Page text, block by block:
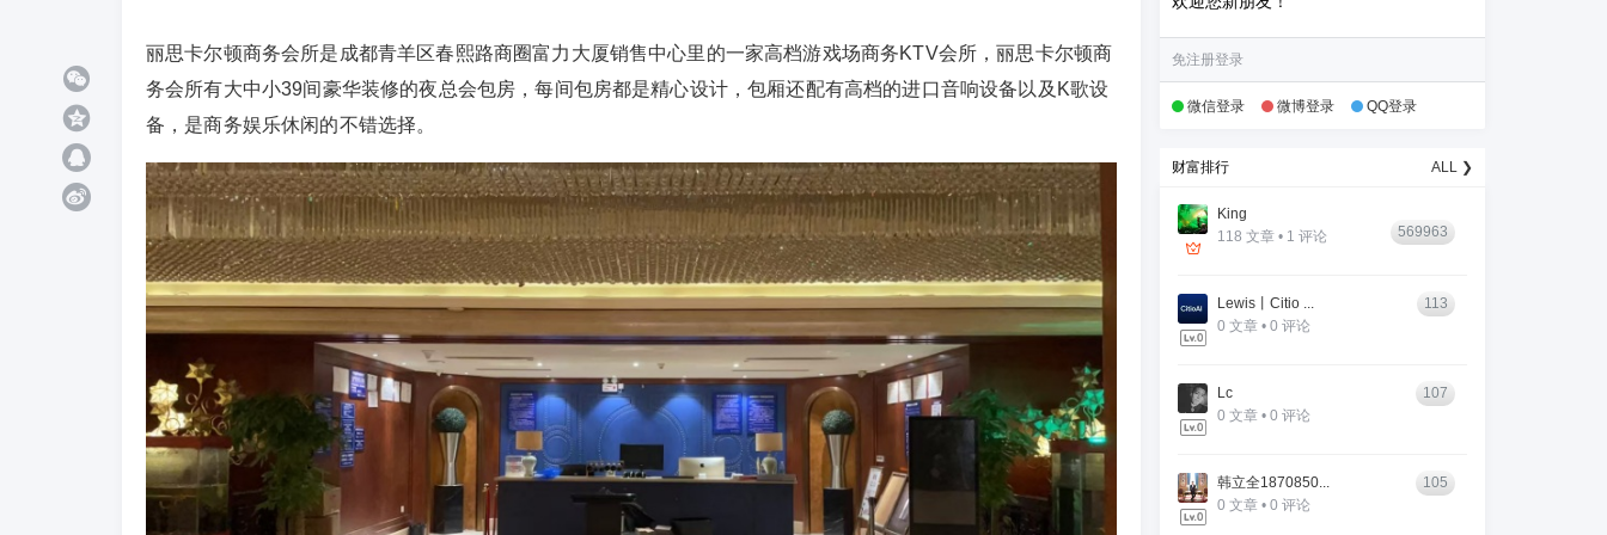
丽思卡尔顿商务会所是成都青羊区春熙路商圈富力大厦销售中心里的一家高档游戏场商务KTV会所，丽思卡尔顿商
务会所有大中小39间豪华装修的夜总会包房，每间包房都是精心设计，包厢还配有高档的进口音响设备以及K歌设
备，是商务娱乐休闲的不错选择。
免注册登录
微信登录 微博登录 QQ登录
财富排行 ALL ❯
King
118 文章 • 1 评论
569963
Lewis丨Citio ...
0 文章 • 0 评论
113
Lc
0 文章 • 0 评论
107
韩立全1870850...
0 文章 • 0 评论
105